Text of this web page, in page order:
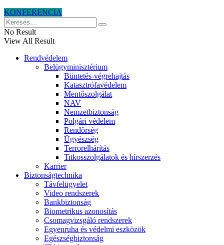
KONFERENCIA
No Result
View All Result
Rendvédelem
Belügyminisztérium
Büntetés-végrehajtás
Katasztrófavédelem
Mentőszolgálat
NAV
Nemzetbiztonság
Polgári védelem
Rendőrség
Ügyészség
Terrorelhárítás
Titkosszolgálatok és hírszerzés
Karrier
Biztonságtechnika
Távfelügyelet
Video rendszerek
Bankbiztonság
Biometrikus azonosítás
Csomagvizsgáló rendszerek
Egyenruha és védelmi eszközök
Egészségbiztonság